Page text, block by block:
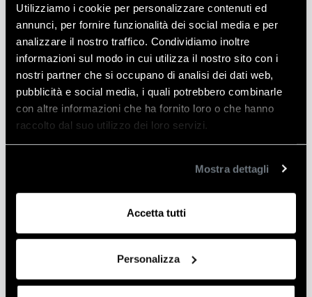
Utilizziamo i cookie per personalizzare contenuti ed
annunci, per fornire funzionalità dei social media e per
analizzare il nostro traffico. Condividiamo inoltre
informazioni sul modo in cui utilizza il nostro sito con i
nostri partner che si occupano di analisi dei dati web,
pubblicità e social media, i quali potrebbero combinarle
con altre informazioni che ha fornito loro o che hanno
raccolto dal suo utilizzo dei loro servizi.
Mostra dettagli
Accetta tutti
Personalizza
ELETTRONICO
quantità
LAVATRICE A ULTRASUONI PER INIETTORI
VERSIONE CON CONTROLLO ELETTRONICO DEL
TEMPO DI LAVAGGIO E DELLA TEMPERATURA
LA SERIE ETH E’ EQUIPAGGIATA CON UN
MICROPROCESSORE CHE GESTISCE LE SINGOLE
FUNZIONI TRAMITE UN PANNELLO DI COMANDO
IPERMEABILE.
COMPLETA DI COPERCHIO E CESTELLO
Informazioni aggiuntive
Peso